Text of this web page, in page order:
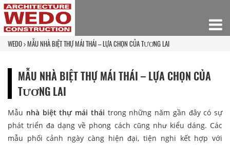
WEDO MẪU NHÀ BIỆT THỰ MÁI THÁI – LỰA CHỌN CỦA TƯƠNG LAI
MẪU NHÀ BIỆT THỰ MÁI THÁI – LỰA CHỌN CỦA
TƯƠNG LAI
Mẫu nhà biệt thự mái thái trong những năm gần đây có sự
phát triển đa dạng về phong cách cũng như kiểu dáng. Các
mẫu phối cảnh ngày càng hiện đại, tiện nghi kết hợp với